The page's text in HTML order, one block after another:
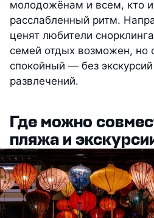
молодожёнам и всем, кто
расслабленный ритм.
ценят любители
семей отдых возможен, но
спокойный — без
развлечений.
Где можно
пляжа и